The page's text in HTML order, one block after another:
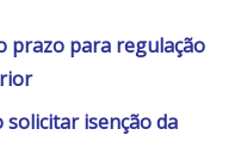
prazo para regulação
solicitar isenção da